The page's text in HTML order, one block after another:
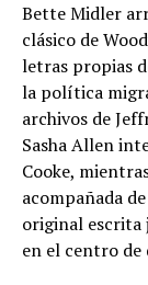
Bette Midler
clásico de
letras propias
la política
archivos de
Sasha Allen
Cooke,
acompañada
original escrita
en el centro de